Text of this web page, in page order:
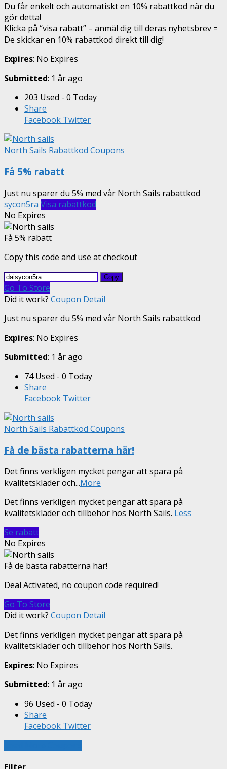
Du får enkelt och automatiskt en 10% rabattkod när du
gör detta!
Klicka på “visa rabatt” – anmäl dig till deras nyhetsbrev =
De skickar en 10% rabattkod direkt till dig!
Expires: No Expires
Submitted: 1 år ago
203 Used - 0 Today
Share
Facebook Twitter
North Sails Rabattkod Coupons
Få 5% rabatt
Just nu sparer du 5% med vår North Sails rabattkod
sycon5ra Visa rabattkod
No Expires
Få 5% rabatt
Copy this code and use at checkout
Copy
Go To Store
Did it work? Coupon Detail
Just nu sparer du 5% med vår North Sails rabattkod
Expires: No Expires
Submitted: 1 år ago
74 Used - 0 Today
Share
Facebook Twitter
North Sails Rabattkod Coupons
Få de bästa rabatterna här!
Det finns verkligen mycket pengar att spara på
kvalitetskläder och...More
Det finns verkligen mycket pengar att spara på
kvalitetskläder och tillbehör hos North Sails. Less
Se rabatt
No Expires
Få de bästa rabatterna här!
Deal Activated, no coupon code required!
Go To Store
Did it work? Coupon Detail
Det finns verkligen mycket pengar att spara på
kvalitetskläder och tillbehör hos North Sails.
Expires: No Expires
Submitted: 1 år ago
96 Used - 0 Today
Share
Facebook Twitter